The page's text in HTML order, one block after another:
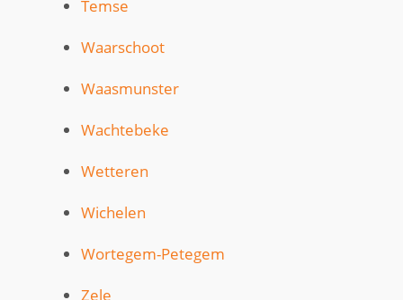
Temse
Waarschoot
Waasmunster
Wachtebeke
Wetteren
Wichelen
Wortegem-Petegem
Zele